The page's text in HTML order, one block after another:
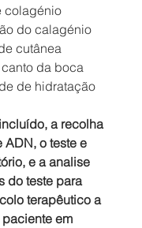
colagénio
do calagénio
cutânea
da boca
de hidratação
a recolha
ADN, o teste e
e a analise
do teste para
terapêutico a
em